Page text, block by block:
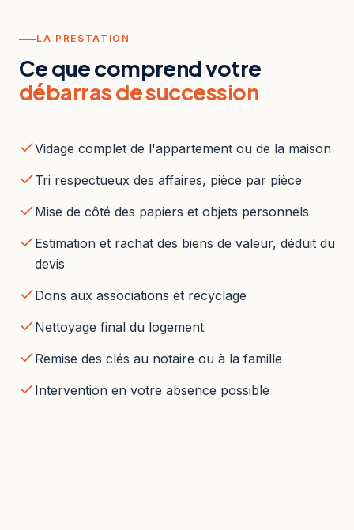
LA PRESTATION
Ce que comprend votre
débarras de succession
Vidage complet de l'appartement ou de la maison
Tri respectueux des affaires, pièce par pièce
Mise de côté des papiers et objets personnels
Estimation et rachat des biens de valeur, déduit du
devis
Dons aux associations et recyclage
Nettoyage final du logement
Remise des clés au notaire ou à la famille
Intervention en votre absence possible